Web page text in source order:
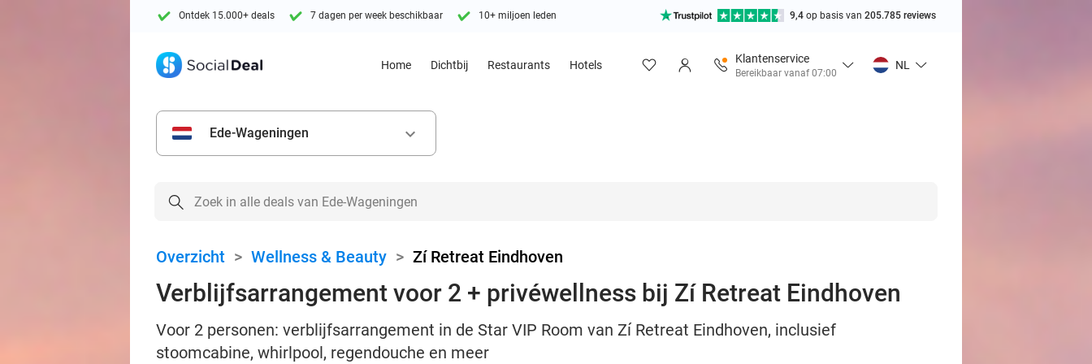
Ontdek 15.000+ deals 7 dagen per week beschikbaar 10+ miljoen leden 9,4 op basis van 205.785 reviews
Home Dichtbij Restaurants Hotels
Klantenservice
Bereikbaar vanaf 07:00
NL
Ede-Wageningen keyboard_arrow_down
Overzicht > Wellness & Beauty > Zí Retreat Eindhoven
Verblijfsarrangement voor 2 + privéwellness bij Zí Retreat Eindhoven
Voor 2 personen: verblijfsarrangement in de Star VIP Room van Zí Retreat Eindhoven, inclusief
stoomcabine, whirlpool, regendouche en meer